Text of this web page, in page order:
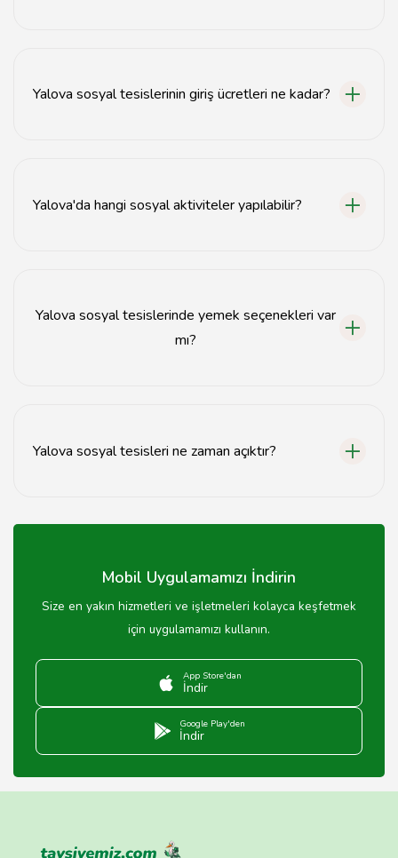
Yalova sosyal tesislerinin giriş ücretleri ne kadar?
Yalova'da hangi sosyal aktiviteler yapılabilir?
Yalova sosyal tesislerinde yemek seçenekleri var
mı?
Yalova sosyal tesisleri ne zaman açıktır?
saatleri mevsime göre değişebilir.
Mobil Uygulamamızı İndirin
Size en yakın hizmetleri ve işletmeleri kolayca keşfetmek
için uygulamamızı kullanın.
App Store'dan
İndir
Google Play'den
İndir